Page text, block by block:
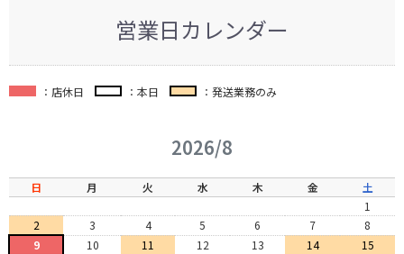
営業日カレンダー
：店休日 ：本日 ：発送業務のみ
2026/8
日 月 火 水 木 金
土
1
2
3 4 5 6 7
8
9
10 11 12 13 14
15